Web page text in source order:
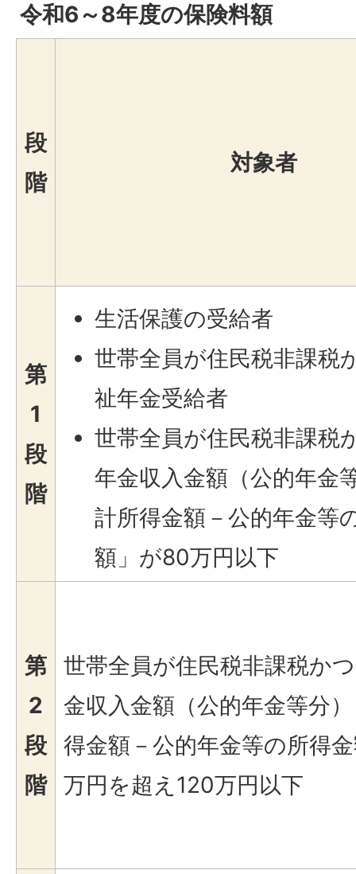
令和6～8年度の保険料額
段
階
対象者
第
1
段
階
生活保護の受給者
世帯全員が住民税非課税
祉年金受給者
世帯全員が住民税非課税
年金収入金額（公的年金
計所得金額－公的年金等
額」が80万円以下
第
2
段
階
世帯全員が住民税非課税か
金収入金額（公的年金等分
得金額－公的年金等の所得
万円を超え120万円以下